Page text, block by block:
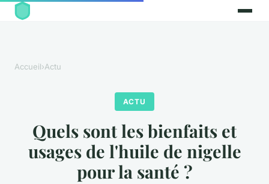
Accueil›Actu
ACTU
Quels sont les bienfaits et
usages de l'huile de nigelle
pour la santé ?